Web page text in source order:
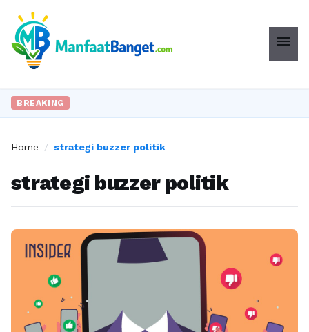
menu
BREAKING
Home / strategi buzzer politik
strategi buzzer politik